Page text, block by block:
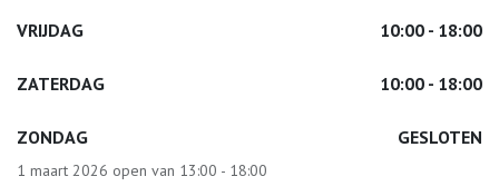
VRIJDAG 10:00 - 18:00
ZATERDAG 10:00 - 18:00
ZONDAG GESLOTEN
1 maart 2026 open van 13:00 - 18:00